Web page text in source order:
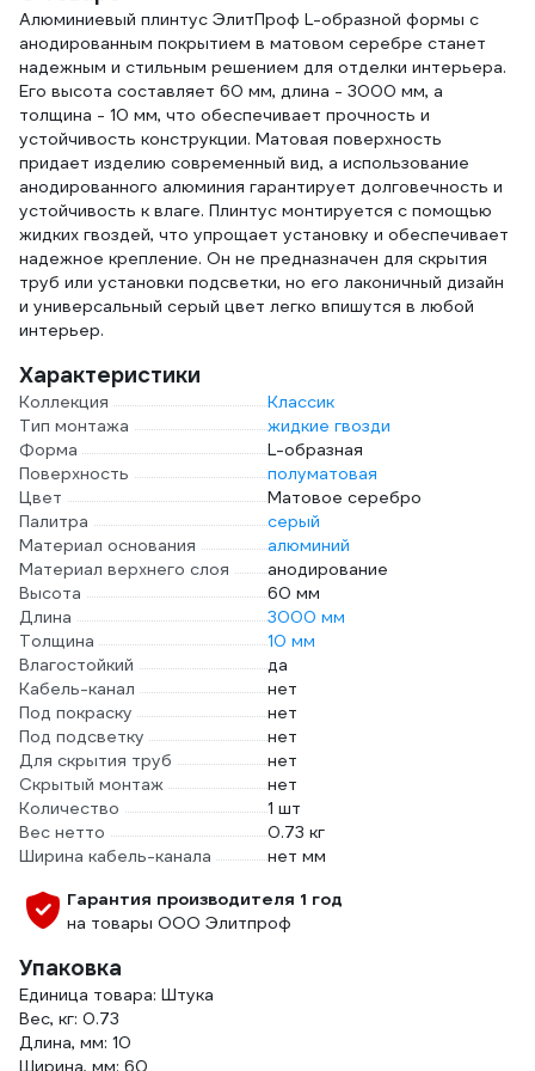
Алюминиевый плинтус ЭлитПроф L-образной формы с
анодированным покрытием в матовом серебре станет
надежным и стильным решением для отделки интерьера.
Его высота составляет 60 мм, длина - 3000 мм, а
толщина - 10 мм, что обеспечивает прочность и
устойчивость конструкции. Матовая поверхность
придает изделию современный вид, а использование
анодированного алюминия гарантирует долговечность и
устойчивость к влаге. Плинтус монтируется с помощью
жидких гвоздей, что упрощает установку и обеспечивает
надежное крепление. Он не предназначен для скрытия
труб или установки подсветки, но его лаконичный дизайн
и универсальный серый цвет легко впишутся в любой
интерьер.
Характеристики
Коллекция
Классик
Тип монтажа
жидкие гвозди
Форма
L-образная
Поверхность
полуматовая
Цвет
Матовое серебро
Палитра
серый
Материал основания
алюминий
Материал верхнего слоя
анодирование
Высота
60 мм
Длина
3000 мм
Толщина
10 мм
Влагостойкий
да
Кабель-канал
нет
Под покраску
нет
Под подсветку
нет
Для скрытия труб
нет
Скрытый монтаж
нет
Количество
1 шт
Вес нетто
0.73 кг
Ширина кабель-канала
нет мм
Гарантия производителя 1 год
на товары ООО Элитпроф
Упаковка
Единица товара: Штука
Вес, кг: 0.73
Длина, мм: 10
Ширина, мм: 60